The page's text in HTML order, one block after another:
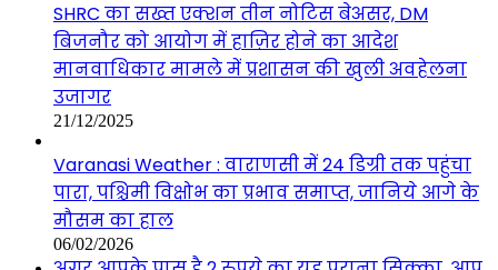
SHRC का सख्त एक्शन तीन नोटिस बेअसर, DM
बिजनौर को आयोग में हाज़िर होने का आदेश
मानवाधिकार मामले में प्रशासन की खुली अवहेलना
उजागर
21/12/2025
Varanasi Weather : वाराणसी में 24 डिग्री तक पहुंचा
पारा, पश्चिमी विक्षोभ का प्रभाव समाप्त, जानिये आगे के
मौसम का हाल
06/02/2026